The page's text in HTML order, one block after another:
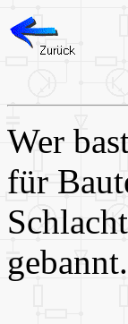
Wer
für
gebannt.